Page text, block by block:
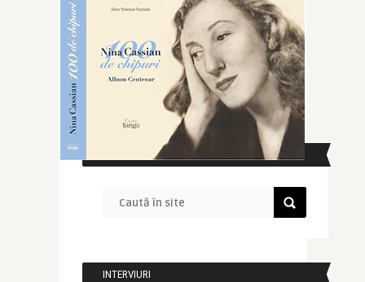
CAUTĂ ÎN SITE
INTERVIURI